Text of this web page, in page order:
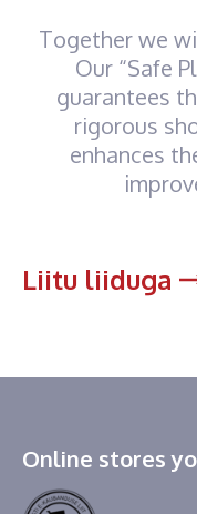
Together we
Our “Safe
guarantees
rigorous
enhances
Liitu liiduga
Online stores